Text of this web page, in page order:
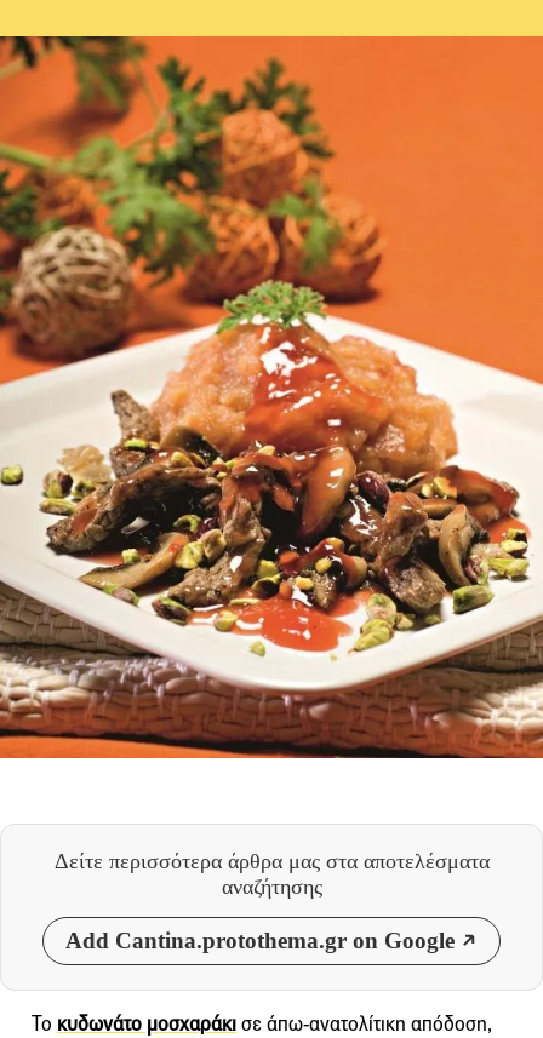
Δείτε περισσότερα άρθρα μας στα αποτελέσματα
αναζήτησης
Add Cantina.protothema.gr on Google
Το κυδωνάτο μοσχαράκισε άπω-ανατολίτικη απόδοση,